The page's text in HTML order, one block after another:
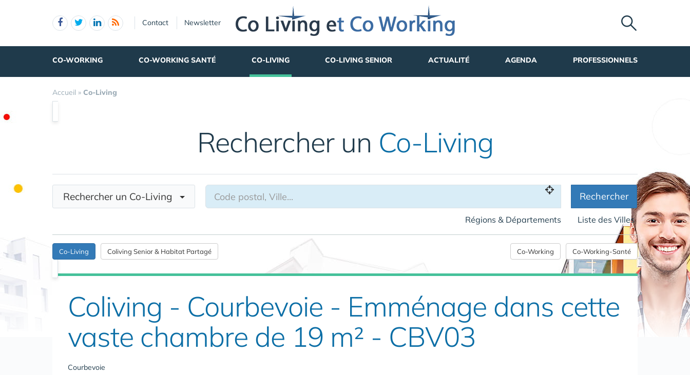
Contact Newsletter
CO-WORKING CO-WORKING SANTÉ CO-LIVING CO-LIVING SENIOR ACTUALITÉ AGENDA PROFESSIONNELS
Accueil » Co-Living
Rechercher un Co-Living
Rechercher un Co-Living Rechercher
Régions & Départements Liste des Villes
Co-Living Coliving Senior & Habitat Partagé Co-Working Co-Working-Santé
Coliving - Courbevoie - Emménage dans cette
vaste chambre de 19 m² - CBV03
Courbevoie